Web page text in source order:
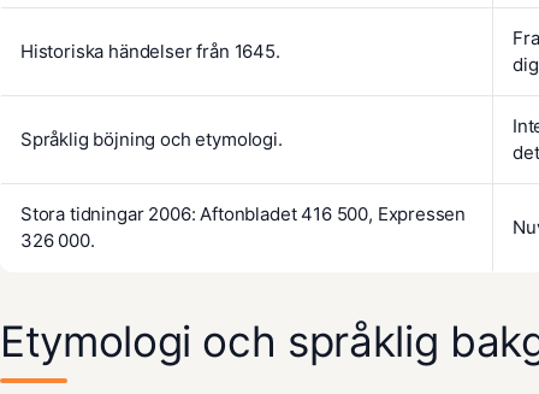
Historiska händelser från 1645.
Språklig böjning och etymologi.
Stora tidningar 2006: Aftonbladet 416 500, Expressen
326 000.
Etymologi och språklig